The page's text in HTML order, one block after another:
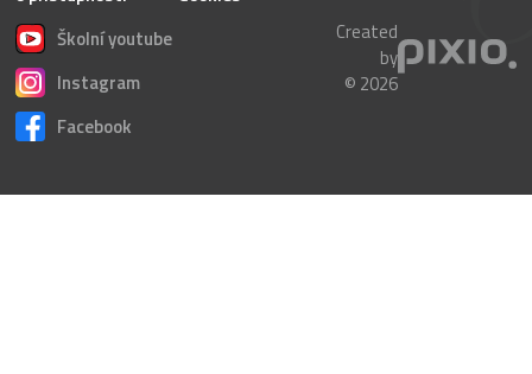
Školní youtube
Instagram
Facebook
Created
by
© 2026